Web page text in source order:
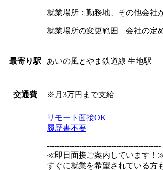
就業場所：勤務地、その他会社
就業場所の変更範囲：会社の定
最寄り駅 あいの風とやま鉄道線 生地駅
交通費 ※月3万円まで支給
リモート面接OK
履歴書不要
----------------------------------------------
≪即日面接ご案内しています！
すぐに就業を希望されている方